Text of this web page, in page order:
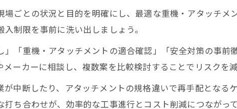
ごとの状況と目的を明確にし、最適な重機・アタッチメ
制限を事前に洗い出しましょう。
「重機・アタッチメントの適合確認」「安全対策の事前
ーカーに相談し、複数案を比較検討することでリスクを減
中断したり、アタッチメントの規格違いで再手配となる
ち合わせが、効率的な工事進行とコスト削減につながって